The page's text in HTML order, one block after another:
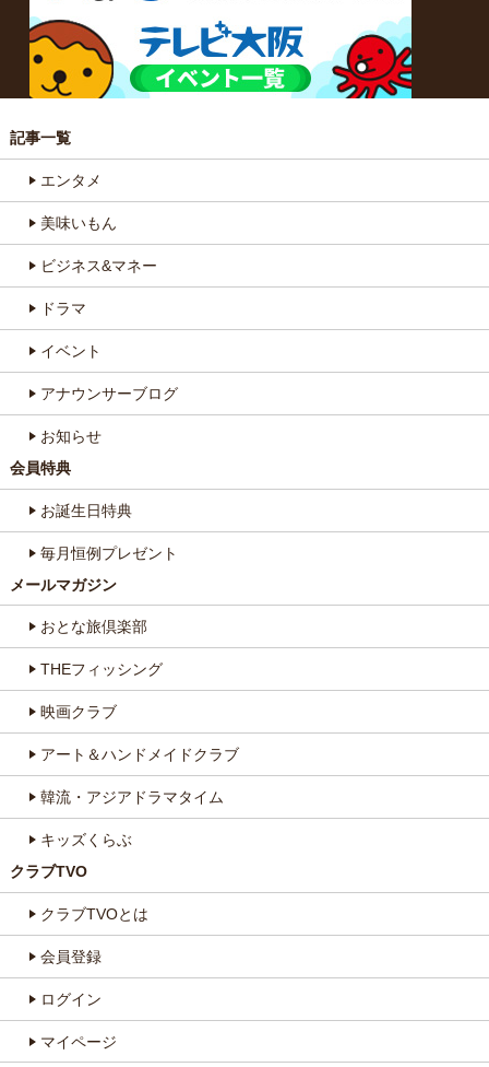
記事一覧
エンタメ
美味いもん
ビジネス&マネー
ドラマ
イベント
アナウンサーブログ
お知らせ
会員特典
お誕生日特典
毎月恒例プレゼント
メールマガジン
おとな旅倶楽部
THEフィッシング
映画クラブ
アート＆ハンドメイドクラブ
韓流・アジアドラマタイム
キッズくらぶ
クラブTVO
クラブTVOとは
会員登録
ログイン
マイページ